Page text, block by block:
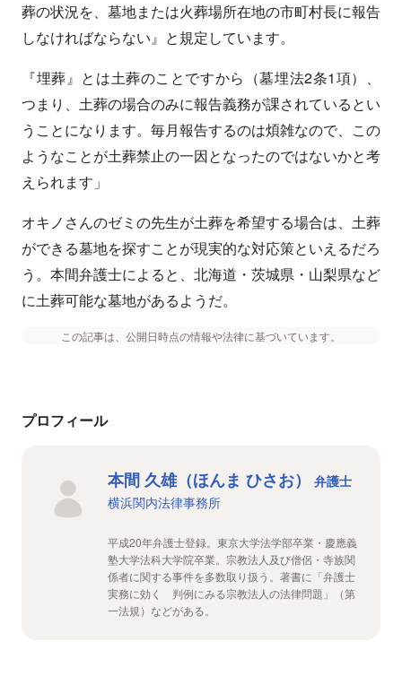
葬の状況を、墓地または火葬場所在地の市町村長に報告
しなければならない』と規定しています。
『埋葬』とは土葬のことですから（墓埋法2条1項）、
つまり、土葬の場合のみに報告義務が課されているとい
うことになります。毎月報告するのは煩雑なので、この
ようなことが土葬禁止の一因となったのではないかと考
えられます」
オキノさんのゼミの先生が土葬を希望する場合は、土葬
ができる墓地を探すことが現実的な対応策といえるだろ
う。本間弁護士によると、北海道・茨城県・山梨県など
に土葬可能な墓地があるようだ。
この記事は、公開日時点の情報や法律に基づいています。
プロフィール
本間 久雄（ほんま ひさお）
弁護士
横浜関内法律事務所
平成20年弁護士登録。東京大学法学部卒業・慶應義
塾大学法科大学院卒業。宗教法人及び僧侶・寺族関
係者に関する事件を多数取り扱う。著書に「弁護士
実務に効く 判例にみる宗教法人の法律問題」（第
一法規）などがある。